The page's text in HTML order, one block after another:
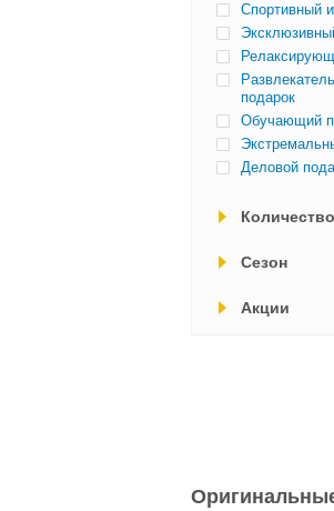
Спортивный
подарок
Обучающий
Деловой
Cезон
Акции